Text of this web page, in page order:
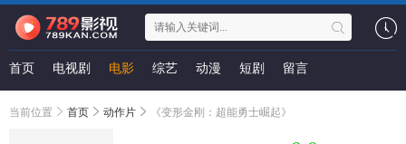
首页 电视剧 电影 综艺 动漫 短剧 留言
当前位置 首页 动作片 《变形金刚：超能勇士崛起》